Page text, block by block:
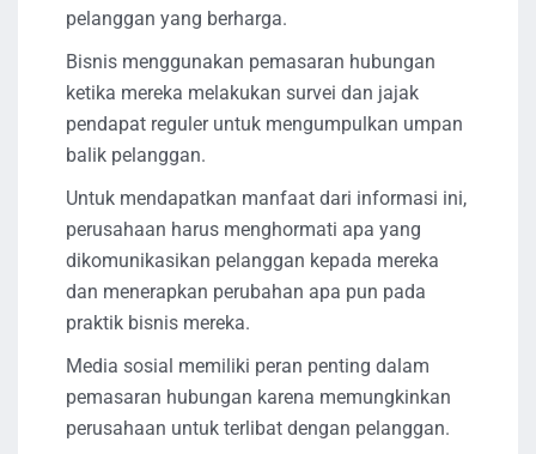
pelanggan yang berharga.
Bisnis menggunakan pemasaran hubungan
ketika mereka melakukan survei dan jajak
pendapat reguler untuk mengumpulkan umpan
balik pelanggan.
Untuk mendapatkan manfaat dari informasi ini,
perusahaan harus menghormati apa yang
dikomunikasikan pelanggan kepada mereka
dan menerapkan perubahan apa pun pada
praktik bisnis mereka.
Media sosial memiliki peran penting dalam
pemasaran hubungan karena memungkinkan
perusahaan untuk terlibat dengan pelanggan.